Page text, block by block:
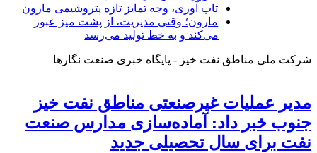
تاب آوری، وجه تمایز تازه پتروشیمی مارون
مارون؛ وقتی مدیریت، از پشت میز عبور
می‌کند و به خط تولید می‌رسد
شرکت ملی مناطق نفت خیز - پایگاه خبری صنعت نگارها
مدیر عملیات غیرصنعتی مناطق نفت خیز
جنوب خبر داد: آماده‌سازی مدارس صنعت
نفت برای سال تحصیلی جدید